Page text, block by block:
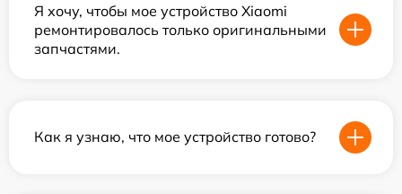
Я хочу, чтобы мое устройство Xiaomi
ремонтировалось только оригинальными
запчастями.
Как я узнаю, что мое устройство готово?